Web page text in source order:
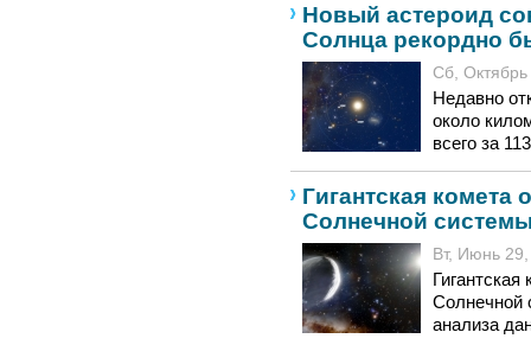
Новый астероид
Солнца рекордно
Сб,
Недавно
около
всего за
Гигантская комета
Солнечной
Вт, Июнь
Солнечной
анализа